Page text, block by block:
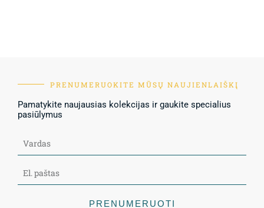
PRENUMERUOKITE MŪSŲ NAUJIENLAIŠKĮ
Pamatykite naujausias kolekcijas ir gaukite specialius
pasiūlymus
PRENUMERUOTI